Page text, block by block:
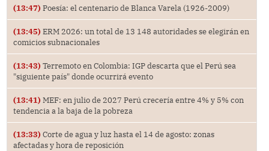
(13:47) Poesía: el centenario de Blanca Varela (1926-2009)
(13:45) ERM 2026: un total de 13 148 autoridades se elegirán en
comicios subnacionales
(13:43) Terremoto en Colombia: IGP descarta que el Perú sea
"siguiente país" donde ocurrirá evento
(13:41) MEF: en julio de 2027 Perú crecería entre 4% y 5% con
tendencia a la baja de la pobreza
(13:33) Corte de agua y luz hasta el 14 de agosto: zonas
afectadas y hora de reposición